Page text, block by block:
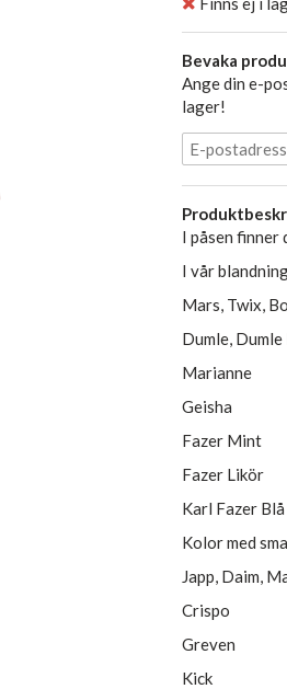
Bevaka
Ange din e-
lager!
I påsen finner
I vår
Mars, Twix,
Dumle,
Marianne
Geisha
Fazer Mint
Fazer Likör
Karl Fazer Blå
Kolor med
Japp, Daim,
Crispo
Greven
Kick